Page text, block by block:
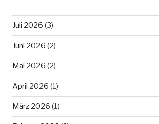
Juli 2026 (3)
Juni 2026 (2)
Mai 2026 (2)
April 2026 (1)
März 2026 (1)